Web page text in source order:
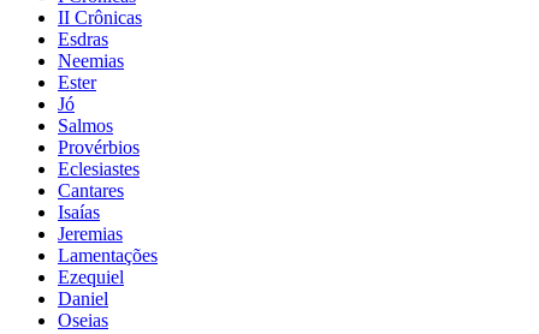
II Crônicas
Esdras
Neemias
Ester
Jó
Salmos
Provérbios
Eclesiastes
Cantares
Isaías
Jeremias
Lamentações
Ezequiel
Daniel
Oseias